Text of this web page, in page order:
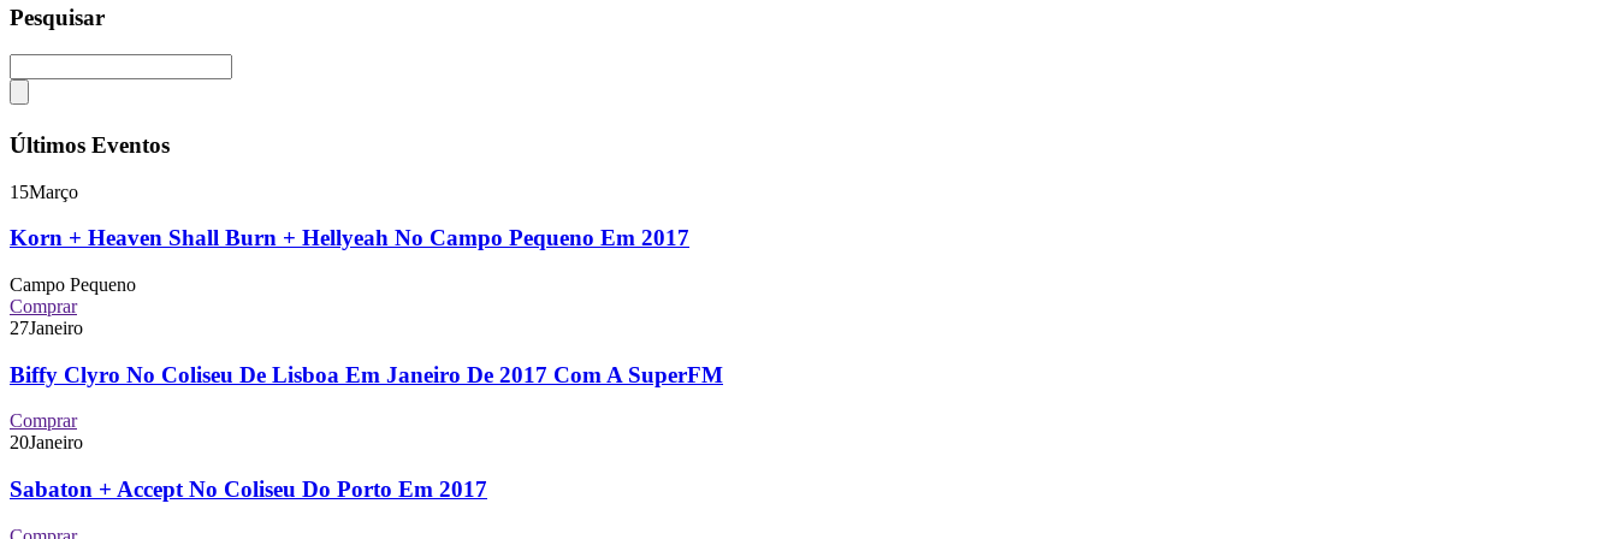
Pesquisar
Últimos Eventos
15Março
Korn + Heaven Shall Burn + Hellyeah No Campo Pequeno Em 2017
Campo Pequeno
Comprar
27Janeiro
Biffy Clyro No Coliseu De Lisboa Em Janeiro De 2017 Com A SuperFM
Comprar
20Janeiro
Sabaton + Accept No Coliseu Do Porto Em 2017